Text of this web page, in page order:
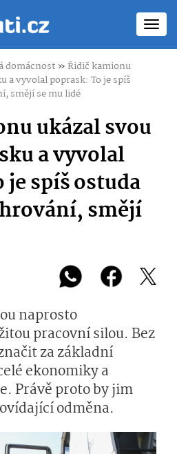
domácnost»Řidič kamionu
a vyvolal poprask: To je spíš
smějí se mu lidé
ukázal svou
a vyvolal
je spíš ostuda
smějí
naprosto
pracovní silou. Bez
za základní
ekonomiky a
Právě proto by jim
odměna.